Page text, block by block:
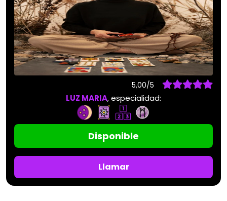
5,00/5
LUZ MARIA, especialidad:
Disponible
Llamar